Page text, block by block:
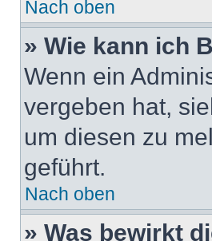
Nach oben
» Wie kann ich
Wenn ein
vergeben hat,
um diesen zu
geführt.
Nach oben
» Was bewirkt